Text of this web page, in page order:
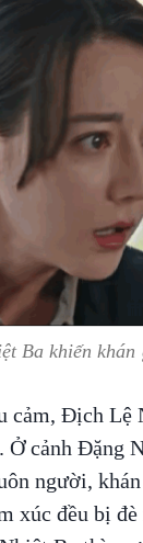
Ba khiến
cảm, Địch Lệ
Ở cảnh Đặng
người,
xúc đều bị